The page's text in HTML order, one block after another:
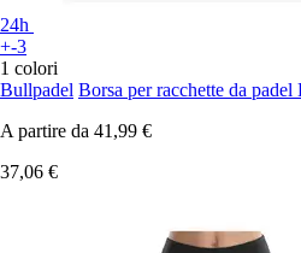
24h
+-3
1 colori
Bullpadel Borsa per racchette da
A partire da 41,99 €
37,06 €